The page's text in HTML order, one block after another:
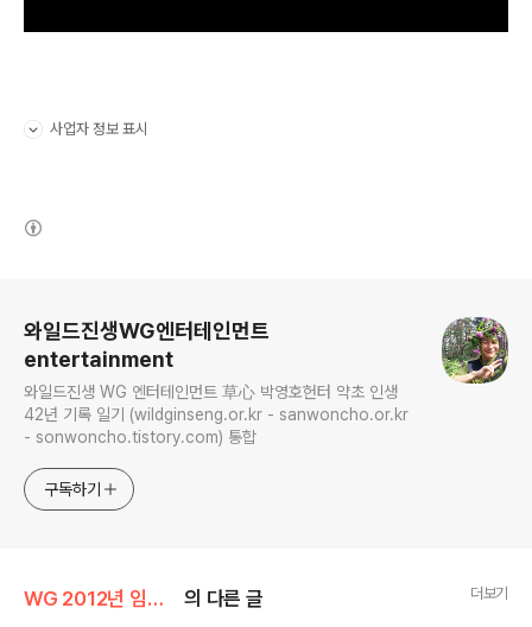
사업자 정보 표시
와일드진생WG엔터테인먼트
entertainment
와일드진생 WG 엔터테인먼트 草心 박영호헌터 약초 인생
42년 기록 일기 (wildginseng.or.kr - sanwoncho.or.kr
- sonwoncho.tistory.com) 통합
구독하기
WG 2012년 임진년 기록 의 다른 글 더보기